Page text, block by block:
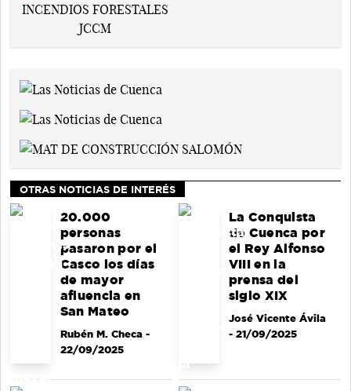
OTRAS NOTICIAS DE INTERÉS
20.000
personas
pasaron por el
Casco los días
de mayor
afluencia en
San Mateo
Rubén M. Checa-
22/09/2025
La Conquista
de Cuenca por
el Rey Alfonso
VIII en la
prensa del
siglo XIX
José Vicente Ávila
- 21/09/2025